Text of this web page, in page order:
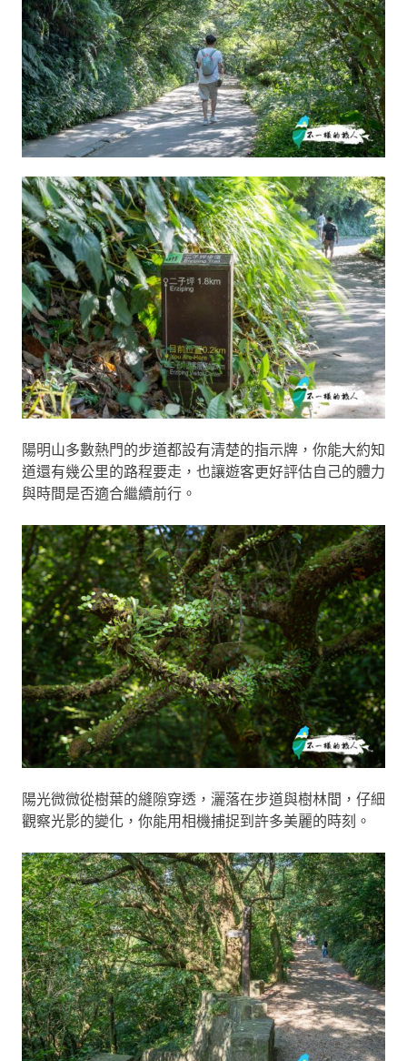
陽明山多數熱門的步道都設有清楚的指示牌，你能大約知
道還有幾公里的路程要走，也讓遊客更好評估自己的體力
與時間是否適合繼續前行。
陽光微微從樹葉的縫隙穿透，灑落在步道與樹林間，仔細
觀察光影的變化，你能用相機捕捉到許多美麗的時刻。